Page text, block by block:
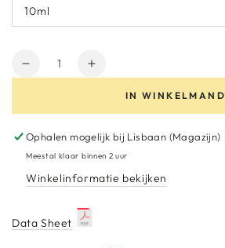
10ml
Hoeveelheid
Aantal
3
Pigment
Verhoog
aantal
Nano
3
IN WINKELMAND
Ophalen mogelijk bij Lisbaan (Magazijn)
Meestal klaar binnen 2 uur
Winkelinformatie bekijken
Data Sheet